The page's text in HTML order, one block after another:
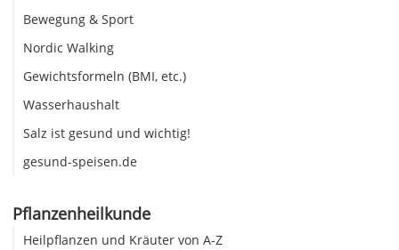
Bewegung & Sport
Nordic Walking
Gewichtsformeln (BMI, etc.)
Wasserhaushalt
Salz ist gesund und wichtig!
gesund-speisen.de
Pflanzenheilkunde
Heilpflanzen und Kräuter von A-Z